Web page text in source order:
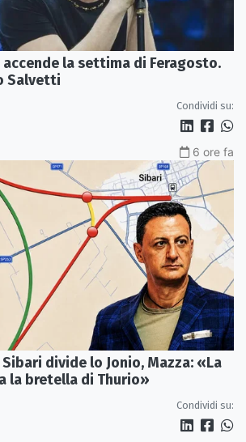
la settima di Feragosto.
Salvetti
Condividi su:
6 ore fa
divide lo Jonio, Mazza: «La
la bretella di Thurio»
Condividi su: